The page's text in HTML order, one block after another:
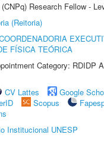
Research Fellow -
(Reitoria)
FÍSICA TEÓRICA
Category: RDIDP
CV Lattes
Google
Scopus
Institucional UNESP